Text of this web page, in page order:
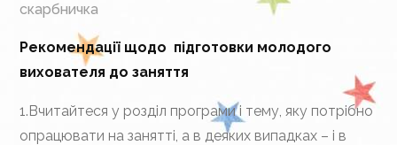
скарбничка
Рекомендації щодо підготовки молодого
вихователя до заняття
1.Вчитайтеся у розділ програми і тему, яку потрібно
опрацювати на занятті, а в деяких випадках – і в